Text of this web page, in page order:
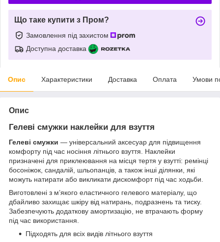
Що таке купити з Пром?
Замовлення під захистом
Доступна доставка
Опис Характеристики Доставка Оплата Умови
Опис
Гелеві смужки наклейки для взуття
Гелеві смужки — універсальний аксесуар для підвищення
комфорту під час носіння літнього взуття. Наклейки
призначені для приклеювання на місця тертя у взутті: ремінці
босоніжок, сандалій, шльопанців, а також інші ділянки, які
можуть натирати або викликати дискомфорт під час ходьби.
Виготовлені з м’якого еластичного гелевого матеріалу, що
дбайливо захищає шкіру від натирань, подразнень та тиску.
Забезпечують додаткову амортизацію, не втрачають форму
під час використання.
Підходять для всіх видів літнього взуття